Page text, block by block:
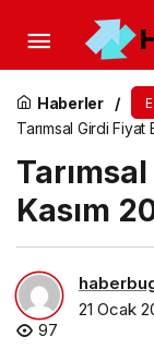
Haberler
Tarımsal Girdi Fiyat
Kasım
21 Ocak
97
Yurt Dışı